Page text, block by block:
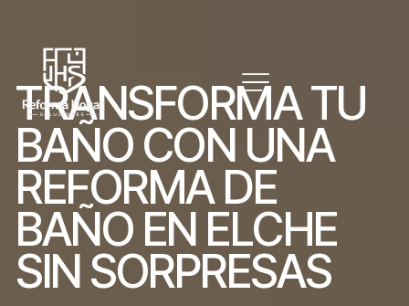
TRANSFORMATU
BAÑO CON UNA
REFORMA DE
BAÑO EN ELCHE
SIN SORPRESAS